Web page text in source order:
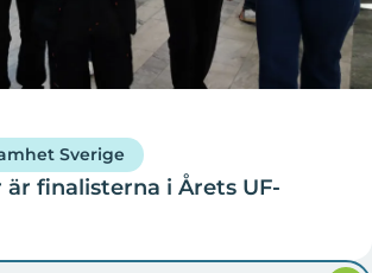
Sverige
är finalisterna i Årets UF-